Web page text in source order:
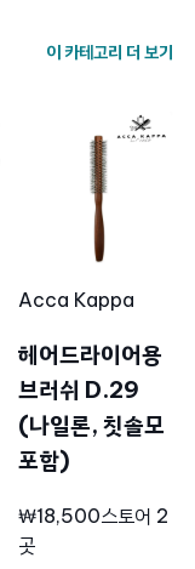
이 카테고리 더 보기
Acca Kappa
헤어드라이어용
브러쉬 D.29
(나일론, 칫솔모
포함)
₩18,500스토어 2
곳